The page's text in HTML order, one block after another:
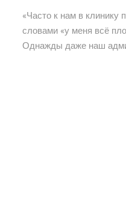
«Часто к нам в клинику
словами «у меня всё
Однажды даже наш